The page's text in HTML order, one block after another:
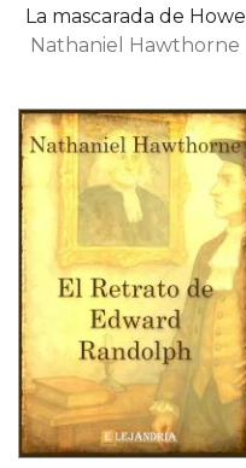
La mascarada de Howe
Nathaniel Hawthorne